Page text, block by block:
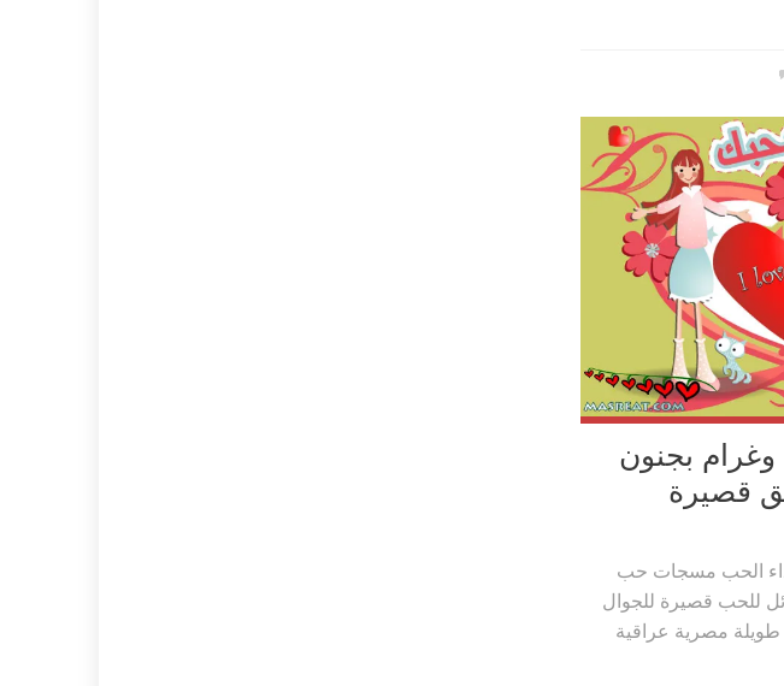
بجنون
قصيرة
الحب مسجات حب
2024/2023 رسائل للحب قصيرة للجوال
مصرية عراقية